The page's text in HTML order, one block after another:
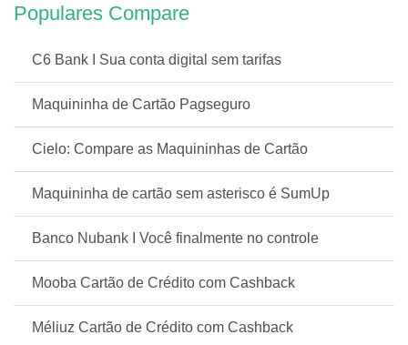
Populares Compare
C6 Bank I Sua conta digital sem tarifas
Maquininha de Cartão Pagseguro
Cielo: Compare as Maquininhas de Cartão
Maquininha de cartão sem asterisco é SumUp
Banco Nubank I Você finalmente no controle
Mooba Cartão de Crédito com Cashback
Méliuz Cartão de Crédito com Cashback